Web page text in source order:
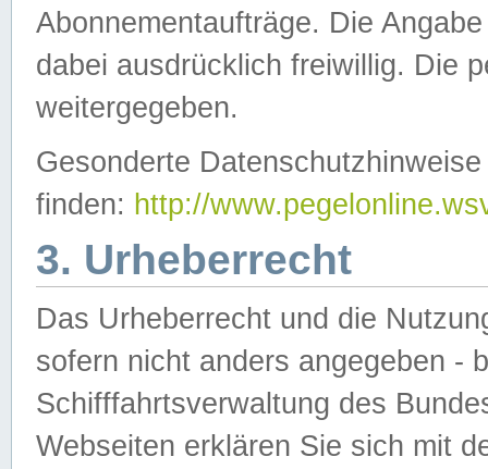
Abonnementaufträge. Die
dabei ausdrücklich freiwillig. Die
weitergegeben.
Gesonderte
finden: http://
3. Urheberrecht
Das Urheberrecht und die
sofern nicht anders angegeben -
Schifffahrtsverwaltung des
Webseiten erklären Sie sich mit